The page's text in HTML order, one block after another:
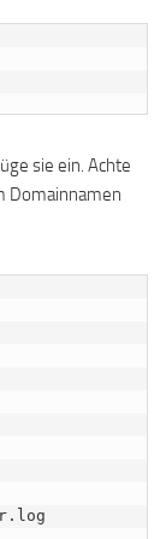
sie ein. Achte
Domainnamen